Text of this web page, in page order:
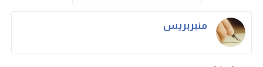
منبربريس